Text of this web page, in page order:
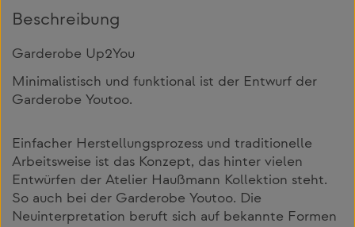
Beschreibung
Garderobe Up2You
Minimalistisch und funktional ist der Entwurf der
Garderobe Youtoo.
Einfacher Herstellungsprozess und traditionelle
Arbeitsweise ist das Konzept, das hinter vielen
Entwürfen der Atelier Haußmann Kollektion steht.
So auch bei der Garderobe Youtoo. Die
Neuinterpretation beruft sich auf bekannte Formen